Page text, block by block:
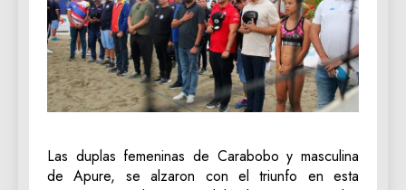
Las duplas femeninas de Carabobo y masculina
de Apure, se alzaron con el triunfo en esta